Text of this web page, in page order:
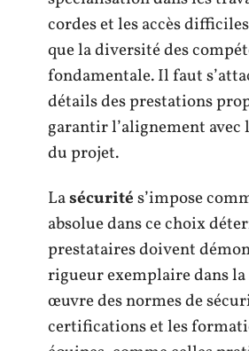
cordes et les accès
que la diversité des
fondamentale. Il faut
détails des prestations
garantir l’alignement avec
du projet.
Lasécurités’impose
absolue dans ce choix
prestataires doivent
rigueur exemplaire dans la
œuvre des normes de
certifications et les